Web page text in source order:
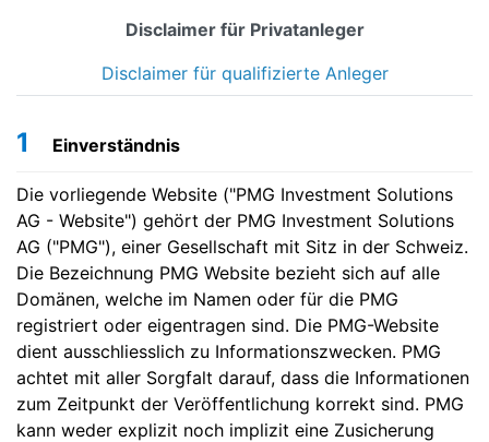
Disclaimer für Privatanleger
Disclaimer für qualifizierte Anleger
1 Einverständnis
Die vorliegende Website ("PMG Investment Solutions
AG - Website") gehört der PMG Investment Solutions
AG ("PMG"), einer Gesellschaft mit Sitz in der Schweiz.
Die Bezeichnung PMG Website bezieht sich auf alle
Domänen, welche im Namen oder für die PMG
registriert oder eigentragen sind. Die PMG-Website
dient ausschliesslich zu Informationszwecken. PMG
achtet mit aller Sorgfalt darauf, dass die Informationen
zum Zeitpunkt der Veröffentlichung korrekt sind. PMG
kann weder explizit noch implizit eine Zusicherung